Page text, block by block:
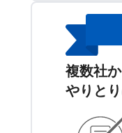
複数社
やりと